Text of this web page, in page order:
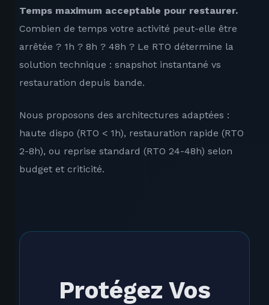
Temps maximum acceptable pour restaurer.
Combien de temps votre activité peut-elle être
arrêtée ? 1h ? 8h ? 48h ? Le RTO détermine la
solution technique : snapshot instantané vs
restauration depuis bande.
Nous proposons des architectures adaptées :
haute dispo (RTO < 1h), restauration rapide (RTO
2-8h), ou reprise standard (RTO 24-48h) selon
budget et criticité.
Protégez Vos